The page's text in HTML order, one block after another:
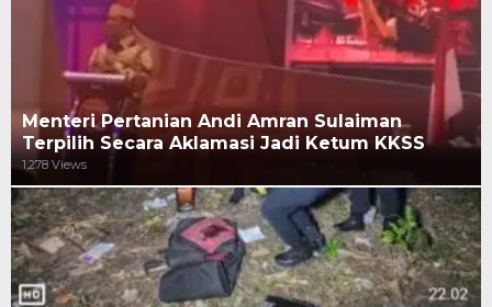
Menteri Pertanian Andi Amran Sulaiman
Terpilih Secara Aklamasi Jadi Ketum KKSS
1,278 Views